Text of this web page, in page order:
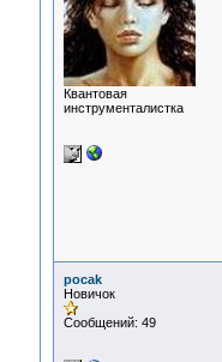
Квантовая
инструменталистка
pocak
Новичок
Сообщений: 49